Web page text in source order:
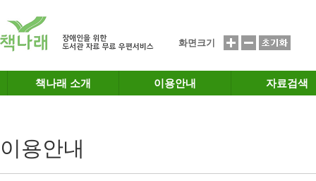
화면크기
책나래 소개 이용안내 자료검색
이용안내